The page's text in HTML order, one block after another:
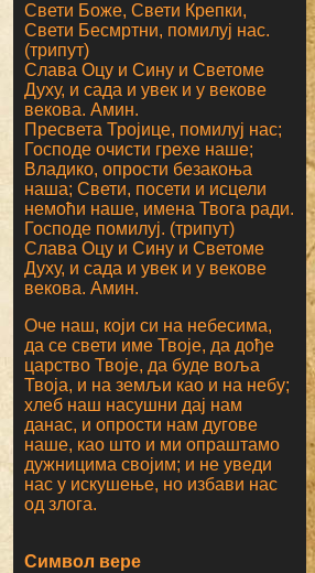
Свети Боже, Свети Крепки,
Свети Бесмртни, помилуј нас.
(трипут)
Слава Оцу и Сину и Светоме
Духу, и сада и увек и у векове
векова. Амин.
Пресвета Тројице, помилуј нас;
Господе очисти грехе наше;
Владико, опрости безакоња
наша; Свети, посети и исцели
немоћи наше, имена Твога ради.
Господе помилуј. (трипут)
Слава Оцу и Сину и Светоме
Духу, и сада и увек и у векове
векова. Амин.
Оче наш, који си на небесима,
да се свети име Твоје, да дође
царство Твоје, да буде воља
Твоја, и на земљи као и на небу;
хлеб наш насушни дај нам
данас, и опрости нам дугове
наше, као што и ми опраштамо
дужницима својим; и не уведи
нас у искушење, но избави нас
од злога.
Символ вере